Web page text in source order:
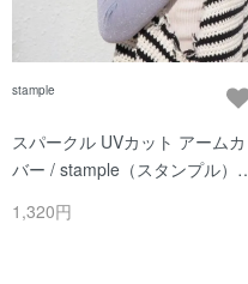
stample
スパークル UVカット アームカ
バー / stample（スタンプル） /
1,320円